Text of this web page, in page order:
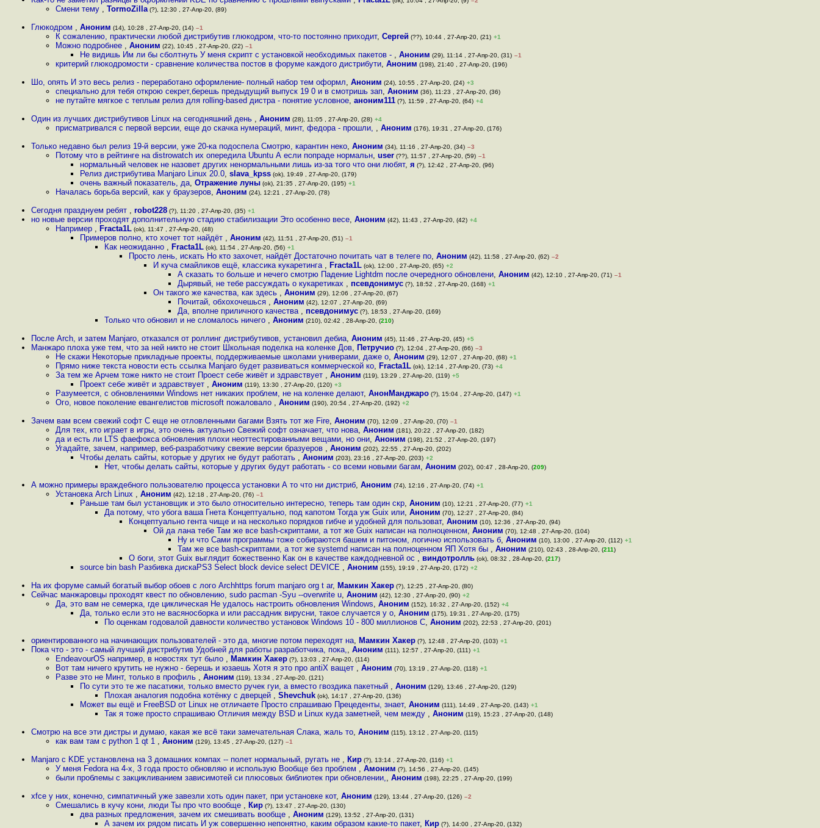
Смени тему , TormoZilla (?), 12:30 , 27-Апр-20, (89)
Глюкодром , Аноним (14), 10:28 , 27-Апр-20, (14) –1
К сожалению, практически любой дистрибутив глюкодром, что-то постоянно приходит, Сергей (??), 10:44 , 27-Апр-20, (21) +1
Можно подробнее , Аноним (22), 10:45 , 27-Апр-20, (22) –1
Не видишь Им ли бы сболтнуть У меня скрипт с установкой необходимых пакетов - , Аноним (29), 11:14 , 27-Апр-20, (31) –1
критерий глюкодромости - сравнение количества постов в форуме каждого дистрибути, Аноним (198), 21:40 , 27-Апр-20, (196)
Шо, опять И это весь релиз - переработано оформление- полный набор тем оформл, Аноним (24), 10:55 , 27-Апр-20, (24) +3
специально для тебя открою секрет,берешь предыдущий выпуск 19 0 и в смотришь зап, Аноним (36), 11:23 , 27-Апр-20, (36)
не путайте мягкое с теплым релиз для rolling-based дистра - понятие условное, аноним111 (?), 11:59 , 27-Апр-20, (64) +4
Один из лучших дистрибутивов Linux на сегодняшний день , Аноним (28), 11:05 , 27-Апр-20, (28) +4
присматривался с первой версии, еще до скачка нумераций, минт, федора - прошли, , Аноним (176), 19:31 , 27-Апр-20, (176)
Только недавно был релиз 19-й версии, уже 20-ка подоспела Смотрю, карантин неко, Аноним (34), 11:16 , 27-Апр-20, (34) –3
Потому что в рейтинге на distrowatch их опередила Ubuntu А если попраде нормальн, user (??), 11:57 , 27-Апр-20, (59) –1
нормальный человек не назовет других ненормальными лишь из-за того что они любят, я (?), 12:42 , 27-Апр-20, (96)
Релиз дистрибутива Manjaro Linux 20.0, slava_kpss (ok), 19:49 , 27-Апр-20, (179)
очень важный показатель, да, Отражение луны (ok), 21:35 , 27-Апр-20, (195) +1
Началась борьба версий, как у браузеров, Аноним (24), 12:21 , 27-Апр-20, (78)
Сегодня празднуем ребят , robot228 (?), 11:20 , 27-Апр-20, (35) +1
но новые версии проходят дополнительную стадию стабилизации Это особенно весе, Аноним (42), 11:43 , 27-Апр-20, (42) +4
Например , Fracta1L (ok), 11:47 , 27-Апр-20, (48)
Примеров полно, кто хочет тот найдёт , Аноним (42), 11:51 , 27-Апр-20, (51) –1
Как неожиданно , Fracta1L (ok), 11:54 , 27-Апр-20, (56) +1
Просто лень, искать Но кто захочет, найдёт Достаточно почитать чат в телеге по, Аноним (42), 11:58 , 27-Апр-20, (62) –2
И куча смайликов ещё, классика кукаретинга , Fracta1L (ok), 12:00 , 27-Апр-20, (65) +2
А сказать то больше и нечего смотрю Падение Lightdm после очередного обновлени, Аноним (42), 12:10 , 27-Апр-20, (71) –1
Дырявый, не тебе рассуждать о кукаретиках , псевдонимус (?), 18:52 , 27-Апр-20, (168) +1
Он такого же качества, как здесь , Аноним (29), 12:06 , 27-Апр-20, (67)
Почитай, обхохочешься , Аноним (42), 12:07 , 27-Апр-20, (69)
Да, вполне приличного качества , псевдонимус (?), 18:53 , 27-Апр-20, (169)
Только что обновил и не сломалось ничего , Аноним (210), 02:42 , 28-Апр-20, (210)
После Arch, и затем Manjaro, отказался от роллинг дистрибутивов, установил дебиа, Аноним (45), 11:46 , 27-Апр-20, (45) +5
Манжаро плоха уже тем, что за ней никто не стоит Школьная поделка на коленке Дов, Петручио (?), 12:04 , 27-Апр-20, (66) –3
Не скажи Некоторые прикладные проекты, поддерживаемые школами универами, даже о, Аноним (29), 12:07 , 27-Апр-20, (68) +1
Прямо ниже текста новости есть ссылка Manjaro будет развиваться коммерческой ко, Fracta1L (ok), 12:14 , 27-Апр-20, (73) +4
За тем же Арчем тоже никто не стоит Проест себе живёт и здравствует , Аноним (119), 13:29 , 27-Апр-20, (119) +5
Проект себе живёт и здравствует , Аноним (119), 13:30 , 27-Апр-20, (120) +3
Разумеется, с обновлениями Windows нет никаких проблем, не на коленке делают, АнонМанджаро (?), 15:04 , 27-Апр-20, (147) +1
Ого, новое поколение евангелистов microsoft пожаловало , Аноним (190), 20:54 , 27-Апр-20, (192) +2
Зачем вам всем свежий софт С еще не отловленными багами Взять тот же Fire, Аноним (70), 12:09 , 27-Апр-20, (70) –1
Для тех, кто играет в игры, это очень актуально Свежий софт означает, что нова, Аноним (181), 20:22 , 27-Апр-20, (182)
да и есть ли LTS фаефокса обновления плохи неоттестированиыми вещами, но они, Аноним (198), 21:52 , 27-Апр-20, (197)
Угадайте, зачем, например, веб-разработчику свежие версии бразуеров , Аноним (202), 22:55 , 27-Апр-20, (202)
Чтобы делать сайты, которые у других не будут работать , Аноним (203), 23:16 , 27-Апр-20, (203) +2
Нет, чтобы делать сайты, которые у других будут работать - со всеми новыми багам, Аноним (202), 00:47 , 28-Апр-20, (209)
А можно примеры враждебного пользователю процесса установки А то что ни дистриб, Аноним (74), 12:16 , 27-Апр-20, (74) +1
Установка Arch Linux , Аноним (42), 12:18 , 27-Апр-20, (76) –1
Раньше там был установщик и это было относительно интересно, теперь там один скр, Аноним (10), 12:21 , 27-Апр-20, (77) +1
Да потому, что убога ваша Гнета Концептуально, под капотом Тогда уж Guix или, Аноним (70), 12:27 , 27-Апр-20, (84)
Концептуально гента чище и на несколько порядков гибче и удобней для пользоват, Аноним (10), 12:36 , 27-Апр-20, (94)
Ой да лана тебе Там же все bash-скриптами, а тот же Guix написан на полноценном, Аноним (70), 12:48 , 27-Апр-20, (104)
Ну и что Сами программы тоже собираются башем и питоном, логично использовать б, Аноним (10), 13:00 , 27-Апр-20, (112) +1
Там же все bash-скриптами, а тот же systemd написан на полноценном ЯП Хотя бы , Аноним (210), 02:43 , 28-Апр-20, (211)
О боги, этот Guix выглядит божественно Как он в качестве каждодневной ос , виндотролль (ok), 08:32 , 28-Апр-20, (217)
source bin bash Разбивка дискаPS3 Select block device select DEVICE , Аноним (155), 19:19 , 27-Апр-20, (172) +2
На их форуме самый богатый выбор обоев с лого Archhttps forum manjaro org t ar, Мамкин Хакер (?), 12:25 , 27-Апр-20, (80)
Сейчас манжаровцы проходят квест по обновлению, sudo pacman -Syu --overwrite u, Аноним (42), 12:30 , 27-Апр-20, (90) +2
Да, это вам не семерка, где циклическая Не удалось настроить обновления Windows, Аноним (152), 16:32 , 27-Апр-20, (152) +4
Да, только если это не васяносборка и или рассадник вирусни, такое случается у о, Аноним (175), 19:31 , 27-Апр-20, (175)
По оценкам годовалой давности количество установок Windows 10 - 800 миллионов С, Аноним (202), 22:53 , 27-Апр-20, (201)
ориентированного на начинающих пользователей - это да, многие потом переходят на, Мамкин Хакер (?), 12:48 , 27-Апр-20, (103) +1
Пока что - это - самый лучший дистрибутив Удобней для работы разработчика, пока,, Аноним (111), 12:57 , 27-Апр-20, (111) +1
EndeavourOS например, в новостях тут было , Мамкин Хакер (?), 13:03 , 27-Апр-20, (114)
Вот там ничего крутить не нужно - берешь и юзаешь Хотя я это про antiX ващет , Аноним (70), 13:19 , 27-Апр-20, (118) +1
Разве это не Минт, только в профиль , Аноним (119), 13:34 , 27-Апр-20, (121)
По сути это те же пасатижи, только вместо ручек гуи, а вместо гвоздика пакетный , Аноним (129), 13:46 , 27-Апр-20, (129)
Плохая аналогия подобна котёнку с дверцей , Shevchuk (ok), 14:17 , 27-Апр-20, (136)
Может вы ещё и FreeBSD от Linux не отличаете Просто спрашиваю Прецеденты, знает, Аноним (111), 14:49 , 27-Апр-20, (143) +1
Так я тоже просто спрашиваю Отличия между BSD и Linux куда заметней, чем между , Аноним (119), 15:23 , 27-Апр-20, (148)
Смотрю на все эти дистры и думаю, какая же всё таки замечательная Слака, жаль то, Аноним (115), 13:12 , 27-Апр-20, (115)
как вам там с python 1 qt 1 , Аноним (129), 13:45 , 27-Апр-20, (127) –1
Manjaro с KDE установлена на 3 домашних компах -- полет нормальный, ругать не , Кир (?), 13:14 , 27-Апр-20, (116) +1
У меня Fedora на 4-х, 3 года просто обновляю и использую Вообще без проблем , Амоним (?), 14:56 , 27-Апр-20, (145)
были проблемы с закцикливанием зависимотей си плюсовых библиотек при обновлении,, Аноним (198), 22:25 , 27-Апр-20, (199)
xfce у них, конечно, симпатичный уже завезли хоть один пакет, при установке кот, Аноним (129), 13:44 , 27-Апр-20, (126) –2
Смешались в кучу кони, люди Ты про что вообще , Кир (?), 13:47 , 27-Апр-20, (130)
два разных предложения, зачем их смешивать вообще , Аноним (129), 13:52 , 27-Апр-20, (131)
А зачем их рядом писать И уж совершенно непонятно, каким образом какие-то пакет, Кир (?), 14:00 , 27-Апр-20, (132)